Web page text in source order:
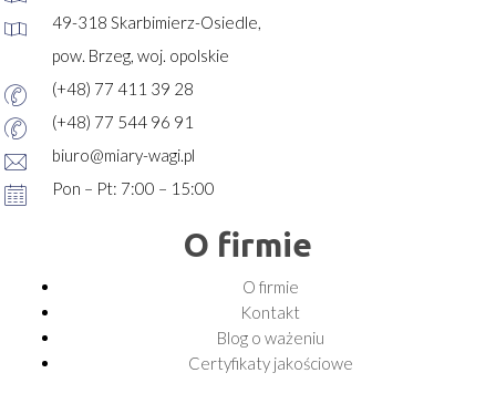
49-318 Skarbimierz-Osiedle,
pow. Brzeg, woj. opolskie
(+48) 77 411 39 28
(+48) 77 544 96 91
biuro@miary-wagi.pl
Pon – Pt: 7:00 – 15:00
O firmie
O firmie
Kontakt
Blog o ważeniu
Certyfikaty jakościowe